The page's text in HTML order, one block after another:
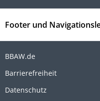
Footer und
BBAW.de
Barrierefreiheit
Datenschutz